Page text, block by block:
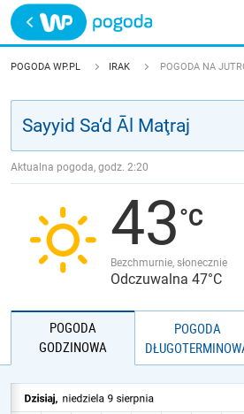
Trwa ładowanie
POLSKA
POGODA WP.PL IRAK POGODA NA
Aktualna pogoda, godz. 2:20
43
Bezchmurnie, słonecznie
Odczuwalna 47°C
POGODA
GODZINOWA
POGODA